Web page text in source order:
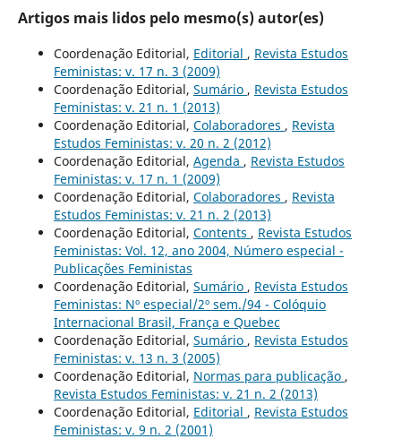
Artigos mais lidos pelo mesmo(s) autor(es)
Coordenação Editorial, Editorial , Revista Estudos
Feministas: v. 17 n. 3 (2009)
Coordenação Editorial, Sumário , Revista Estudos
Feministas: v. 21 n. 1 (2013)
Coordenação Editorial, Colaboradores , Revista
Estudos Feministas: v. 20 n. 2 (2012)
Coordenação Editorial, Agenda , Revista Estudos
Feministas: v. 17 n. 1 (2009)
Coordenação Editorial, Colaboradores , Revista
Estudos Feministas: v. 21 n. 2 (2013)
Coordenação Editorial, Contents , Revista Estudos
Feministas: Vol. 12, ano 2004, Número especial -
Publicações Feministas
Coordenação Editorial, Sumário , Revista Estudos
Feministas: Nº especial/2º sem./94 - Colóquio
Internacional Brasil, França e Quebec
Coordenação Editorial, Sumário , Revista Estudos
Feministas: v. 13 n. 3 (2005)
Coordenação Editorial, Normas para publicação ,
Revista Estudos Feministas: v. 21 n. 2 (2013)
Coordenação Editorial, Editorial , Revista Estudos
Feministas: v. 9 n. 2 (2001)